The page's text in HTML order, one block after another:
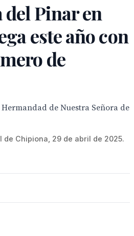
Pinar en
este año con
de
de Nuestra Señora de
de Chipiona, 29 de abril de 2025.